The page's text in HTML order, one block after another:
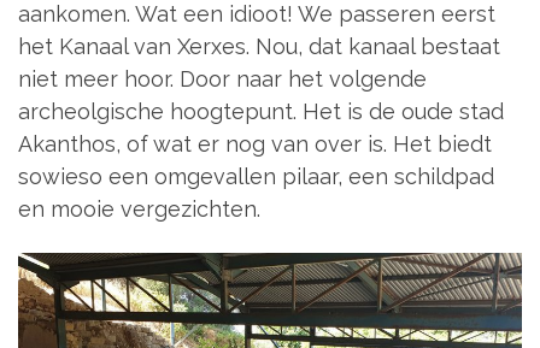
aankomen. Wat een idioot! We passeren eerst
het Kanaal van Xerxes. Nou, dat kanaal bestaat
niet meer hoor. Door naar het volgende
archeolgische hoogtepunt. Het is de oude stad
Akanthos, of wat er nog van over is. Het biedt
sowieso een omgevallen pilaar, een schildpad
en mooie vergezichten.